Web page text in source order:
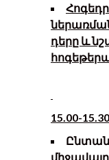
դերը և
15.00-
Ը